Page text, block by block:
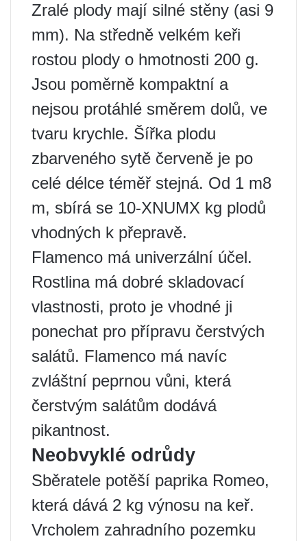
Zralé plody mají silné stěny (asi 9
mm). Na středně velkém keři
rostou plody o hmotnosti 200 g.
Jsou poměrně kompaktní a
nejsou protáhlé směrem dolů, ve
tvaru krychle. Šířka plodu
zbarveného sytě červeně je po
celé délce téměř stejná. Od 1 m8
m, sbírá se 10-XNUMX kg plodů
vhodných k přepravě.
Flamenco má univerzální účel.
Rostlina má dobré skladovací
vlastnosti, proto je vhodné ji
ponechat pro přípravu čerstvých
salátů. Flamenco má navíc
zvláštní peprnou vůni, která
čerstvým salátům dodává
pikantnost.
Neobvyklé odrůdy
Sběratele potěší paprika Romeo,
která dává 2 kg výnosu na keř.
Vrcholem zahradního pozemku